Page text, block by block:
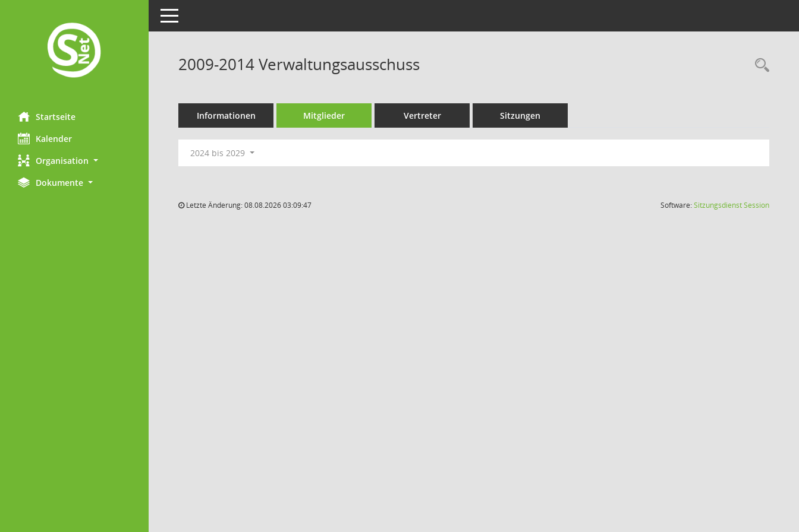
Startseite
Kalender
Organisation
Dokumente
Toggle navigation
2009-2014 Verwaltungsausschuss
Informationen Mitglieder Vertreter Sitzungen
2024 bis 2029
Letzte Änderung: 08.08.2026 03:09:47 Software:SitzungsdienstSession(Wird in